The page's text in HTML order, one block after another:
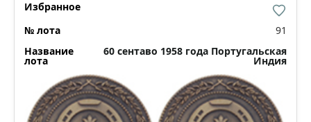
91
60 сентаво 1958 года Португальская
Индия